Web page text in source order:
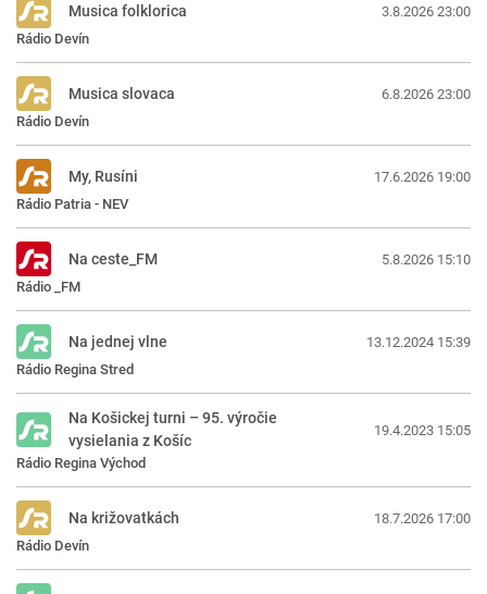
Rádio Devín
Musica folklorica 3.8.2026 23:00
Rádio Devín
Musica slovaca 6.8.2026 23:00
Rádio Patria - NEV
My, Rusíni 17.6.2026 19:00
Rádio _FM
Na ceste_FM 5.8.2026 15:10
Rádio Regina Stred
Na jednej vlne 13.12.2024 15:39
Rádio Regina Východ
Na Košickej turni – 95. výročie
vysielania z Košíc
19.4.2023 15:05
Rádio Devín
Na križovatkách 18.7.2026 17:00